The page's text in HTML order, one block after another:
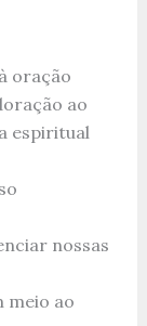
oração
ao
espiritual
nossas
meio ao